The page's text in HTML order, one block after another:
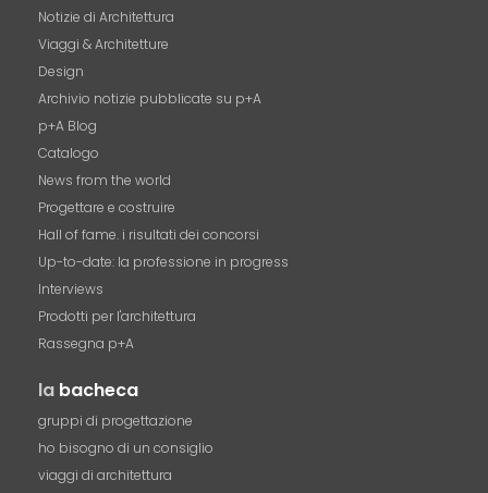
Notizie di Architettura
Viaggi & Architetture
Design
Archivio notizie pubblicate su p+A
p+A Blog
Catalogo
News from the world
Progettare e costruire
Hall of fame. i risultati dei concorsi
Up-to-date: la professione in progress
Interviews
Prodotti per l'architettura
Rassegna p+A
la bacheca
gruppi di progettazione
ho bisogno di un consiglio
viaggi di architettura